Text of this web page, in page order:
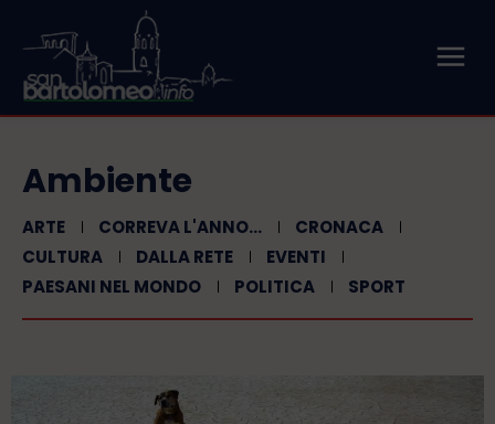
Ambiente
ARTE CORREVA L'ANNO...
CRONACA
CULTURA
DALLA RETE
EVENTI
PAESANI NEL MONDO
POLITICA SPORT